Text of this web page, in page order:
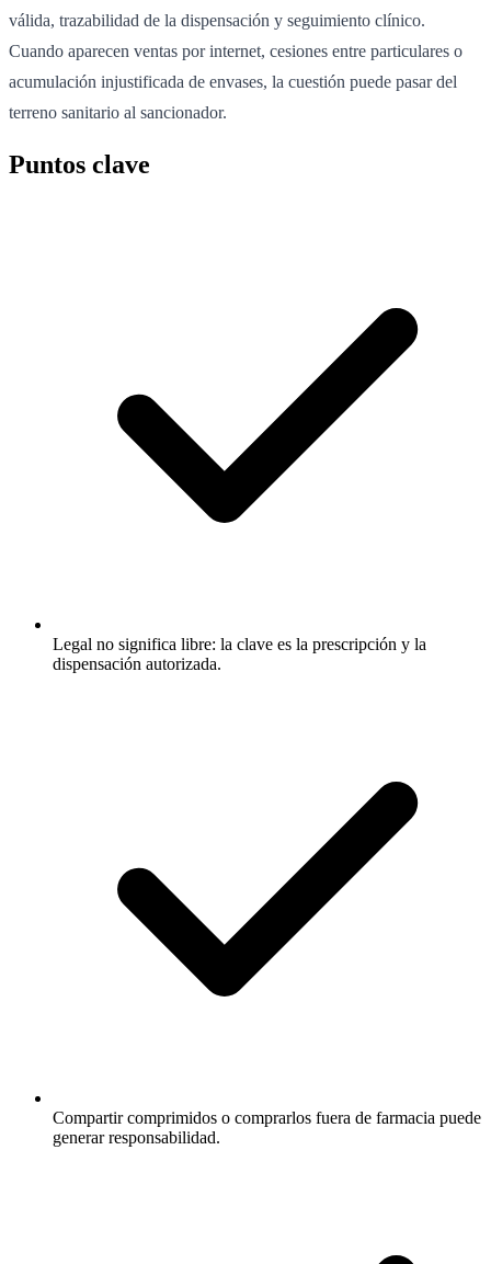
válida, trazabilidad de la dispensación y seguimiento clínico.
Cuando aparecen ventas por internet, cesiones entre particulares o
acumulación injustificada de envases, la cuestión puede pasar del
terreno sanitario al sancionador.
Puntos clave
Legal no significa libre: la clave es la prescripción y la
dispensación autorizada.
Compartir comprimidos o comprarlos fuera de farmacia puede
generar responsabilidad.